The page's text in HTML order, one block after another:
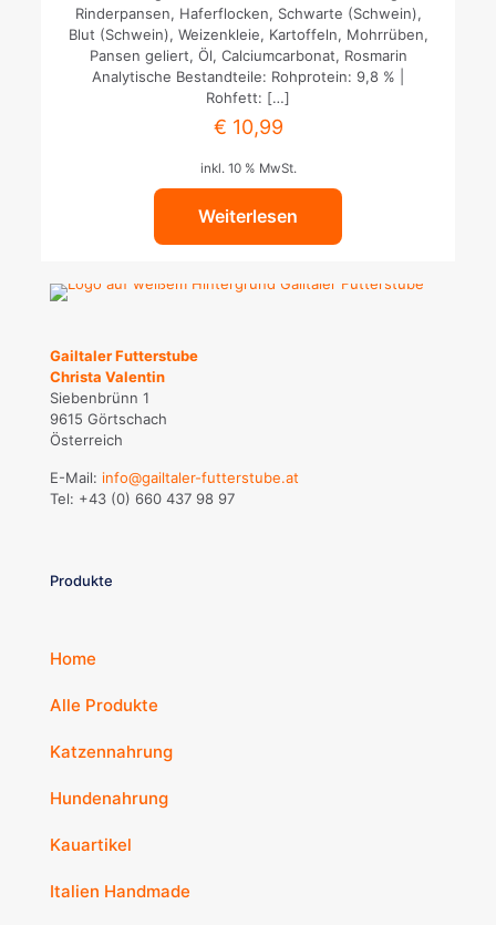
Rinderpansen, Haferflocken, Schwarte (Schwein),
Blut (Schwein), Weizenkleie, Kartoffeln, Mohrrüben,
Pansen geliert, Öl, Calciumcarbonat, Rosmarin
Analytische Bestandteile: Rohprotein: 9,8 % |
Rohfett: […]
€ 10,99
inkl. 10 % MwSt.
Weiterlesen
Gailtaler Futterstube
Christa Valentin
Siebenbrünn 1
9615 Görtschach
Österreich
E-Mail: info@gailtaler-futterstube.at
Tel: +43 (0) 660 437 98 97
Produkte
Home
Alle Produkte
Katzennahrung
Hundenahrung
Kauartikel
Italien Handmade